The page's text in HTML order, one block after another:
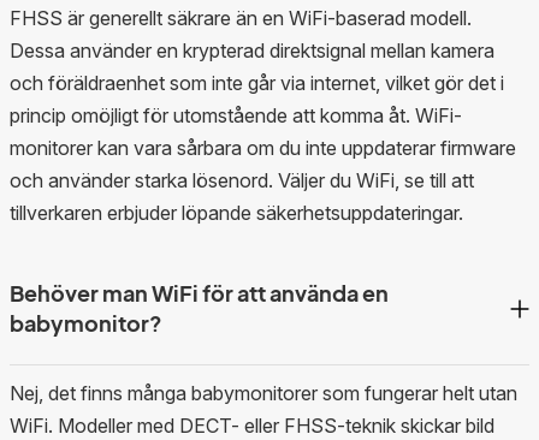
FHSS är generellt säkrare än en WiFi-baserad modell.
Dessa använder en krypterad direktsignal mellan kamera
och föräldraenhet som inte går via internet, vilket gör det i
princip omöjligt för utomstående att komma åt. WiFi-
monitorer kan vara sårbara om du inte uppdaterar firmware
och använder starka lösenord. Väljer du WiFi, se till att
tillverkaren erbjuder löpande säkerhetsuppdateringar.
Behöver man WiFi för att använda en
babymonitor?
Nej, det finns många babymonitorer som fungerar helt utan
WiFi. Modeller med DECT- eller FHSS-teknik skickar bild